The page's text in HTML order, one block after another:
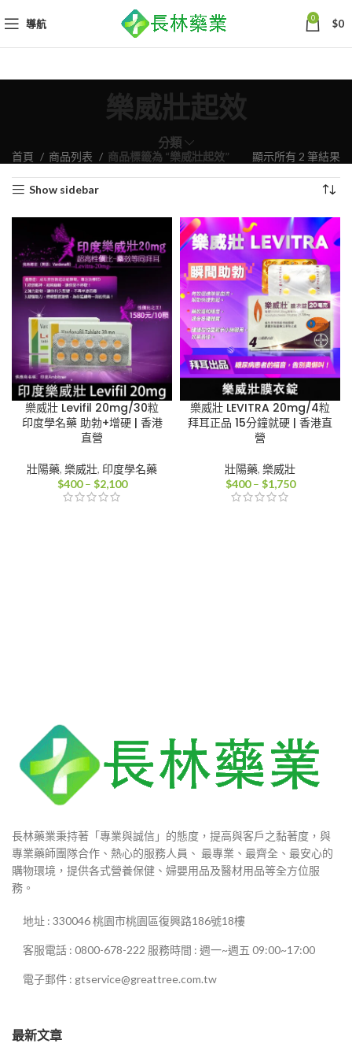
導航 0 $0
樂威壯起效
分類
首頁 商品列表 商品標籤為 “樂威壯起效” 顯示所有 2 筆結果
序
Show sidebar
樂威壯 Levifil 20mg/30粒
印度學名藥 助勃+增硬 | 香港
直營
壯陽藥, 樂威壯, 印度學名藥
$400 – $2,100價
樂威壯 LEVITRA 20mg/4粒
拜耳正品 15分鐘就硬 | 香港直
營
壯陽藥, 樂威壯
$400 – $1,750價
長林藥業秉持著「專業與誠信」的態度，提高與客戶之黏著度，與
專業藥師團隊合作、熱心的服務人員、 最專業、最齊全、最安心的
購物環境，提供各式營養保健、婦嬰用品及醫材用品等全方位服
務。
地址 : 330046 桃園市桃園區復興路186號18樓
客服電話 : 0800-678-222 服務時間 : 週一~週五 09:00~17:00
電子郵件 : gtservice@greattree.com.tw
最新文章